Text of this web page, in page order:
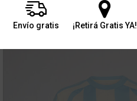
Envío gratis ¡Retirá Gratis YA!
3 cuotas sin interés de $36.666
Stock para envío